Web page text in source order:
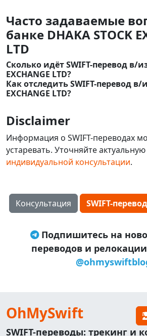
Часто задаваемые
банке DHAKA STOCK
LTD
Сколько идёт SWIFT-перевод в/
EXCHANGE LTD?
Как отследить SWIFT-перевод в/
EXCHANGE LTD?
Disclaimer
Информация о SWIFT-переводах
устаревать. Уточняйте
индивидуальной консультации.
Консультация SWIFT-
Подпишитесь на
переводов и
OhMySwift
SWIFT-переводы: трекинг и